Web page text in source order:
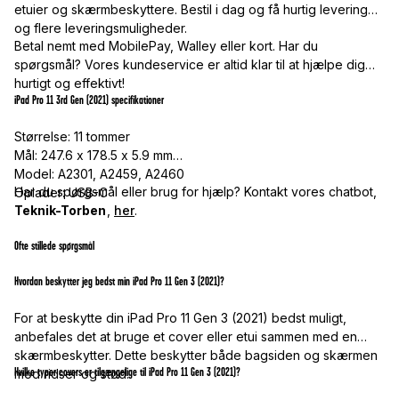
etuier og skærmbeskyttere. Bestil i dag og få hurtig levering
og flere leveringsmuligheder.
Betal nemt med MobilePay, Walley eller kort. Har du
spørgsmål? Vores kundeservice er altid klar til at hjælpe dig
hurtigt og effektivt!
iPad Pro 11 3rd Gen (2021) specifikationer
Størrelse: 11 tommer
Mål: 247.6 x 178.5 x 5.9 mm
Model: A2301, A2459, A2460
Oplader: USB-C
Har du spørgsmål eller brug for hjælp? Kontakt vores chatbot,
Teknik-Torben
her.
Ofte stillede spørgsmål
Hvordan beskytter jeg bedst min iPad Pro 11 Gen 3 (2021)?
For at beskytte din iPad Pro 11 Gen 3 (2021) bedst muligt,
anbefales det at bruge et cover eller etui sammen med en
skærmbeskytter. Dette beskytter både bagsiden og skærmen
mod ridser og stød.
Hvilke typer covers er tilgængelige til iPad Pro 11 Gen 3 (2021)?